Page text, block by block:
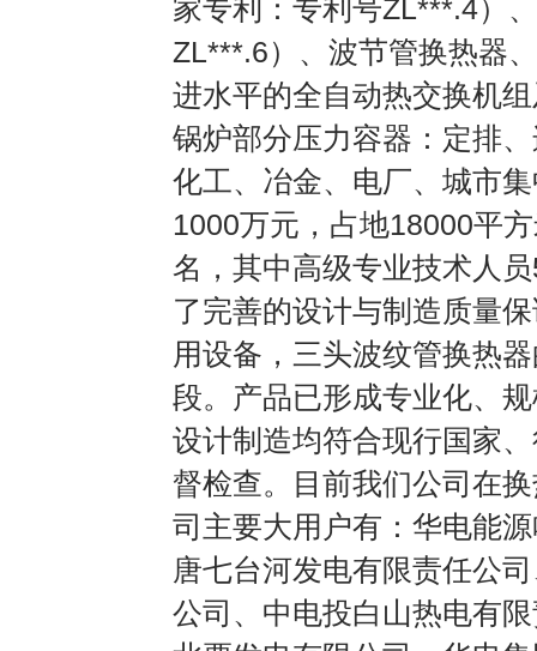
家专利：专利号ZL***.4）
ZL***.6）、波节管换热器
进水平的全自动热交换机
锅炉部分压力容器：定排
化工、冶金、电厂、城市
1000万元，占地18000平
名，其中高级专业技术人
了完善的设计与制造质量
用设备，三头波纹管换热
段。产品已形成专业化、
设计制造均符合现行国家
督检查。目前我们公司在
司主要大用户有：华电能
唐七台河发电有限责任公
公司、中电投白山热电有